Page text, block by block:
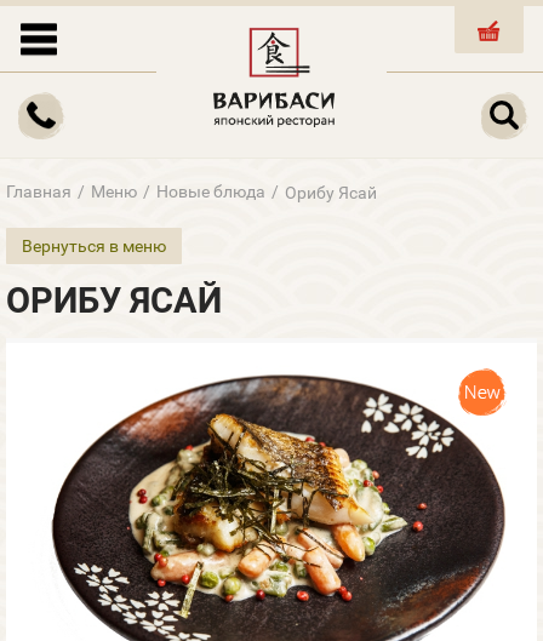
КОРЗИНА
Главная / Меню / Новые блюда / Орибу Ясай
Вернуться в меню
ОРИБУ ЯСАЙ